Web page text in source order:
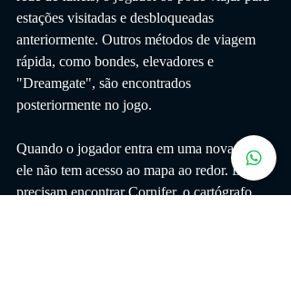
estações visitadas e desbloqueadas
anteriormente. Outros métodos de viagem
rápida, como bondes, elevadores e
"Dreamgate", são encontrados
posteriormente no jogo.
Quando o jogador entra em uma nova área,
ele não tem acesso ao mapa ao redor. Eles
precisam encontrar Cornifer, o cartógrafo,